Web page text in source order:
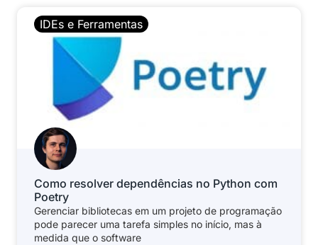
IDEs e Ferramentas
Como resolver dependências no Python com
Poetry
Gerenciar bibliotecas em um projeto de programação
pode parecer uma tarefa simples no início, mas à
medida que o software